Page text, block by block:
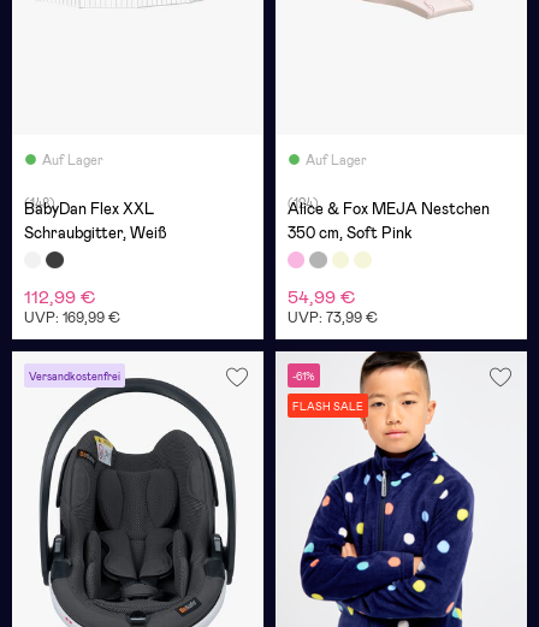
Auf Lager
(148)
BabyDan Flex XXL
Schraubgitter, Weiß
112,99 €
UVP: 169,99 €
Auf Lager
(124)
Alice & Fox MEJA Nestchen
350 cm, Soft Pink
54,99 €
UVP: 73,99 €
Versandkostenfrei -61%
FLASH SALE